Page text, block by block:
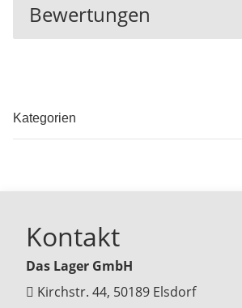
Bewertungen
Kategorien
Kontakt
Das Lager GmbH
Kirchstr. 44, 50189 Elsdorf